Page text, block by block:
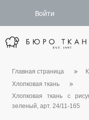
Войти
Главная страница
Хлопковая ткань
Хлопковая ткань с
зеленый, арт. 24/11-165